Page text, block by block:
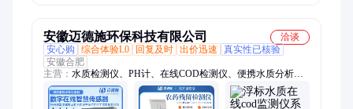
安徽迈德施环保科技有限公司
洽谈
安心购
综合体验L0 回复及时 出价迅速
真实性已核验
安徽合肥
主营： 水质检测仪、PH计、在线COD检测仪、便携水质分析
仪、溶解氧测定仪、在线余氯检测仪、浊度检测仪、氨氮检测
仪、总磷检测仪、总氮检测仪、鱼塘水质检测仪、ORP检测仪、